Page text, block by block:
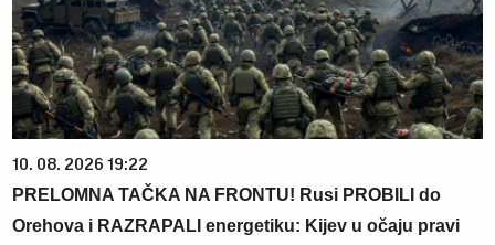
10. 08. 2026 19:22
PRELOMNA TAČKA NA FRONTU! Rusi PROBILI do
Orehova i RAZRAPALI energetiku: Kijev u očaju pravi